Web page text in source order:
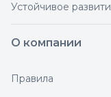
Устойчивое
О компании
Правила